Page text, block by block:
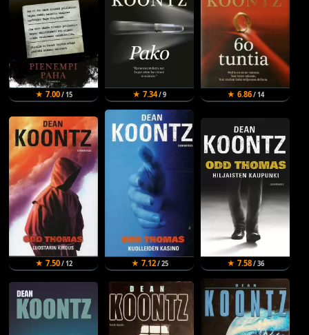
★ 7.00/ 15 ★ 7.34/ 9 ★ 6.86/ 14
★ 7.50/ 12 ★ 7.12/ 25 ★ 7.58/ 36